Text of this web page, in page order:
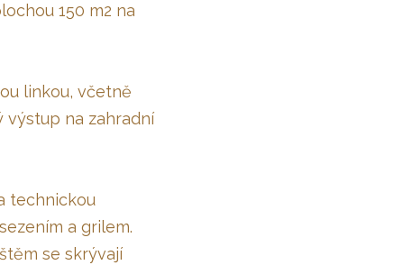
150 m2 na
linkou, včetně
výstup na zahradní
technickou
a grilem.
se skrývají